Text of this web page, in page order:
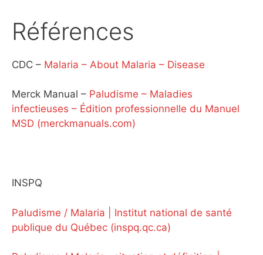
Références
CDC – Malaria – About Malaria – Disease
Merck Manual – Paludisme – Maladies
infectieuses – Édition professionnelle du Manuel
MSD (merckmanuals.com)
INSPQ
Paludisme / Malaria | Institut national de santé
publique du Québec (inspq.qc.ca)